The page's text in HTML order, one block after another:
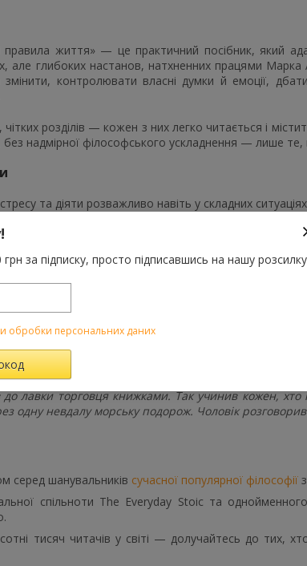
життя» — це практичний посібник, який
але глибоких настанов, натхненних працями
контролювати власні думки й емоції,
чітких розділів — кожен з них легко читається і
без надмірної філософського ускладнення — лише
та діяти розважливо навіть у складних
і як навчитися управляти своїм внутрішнім
і обставини такими, якими вони є.
мудрість і ясність.
без аскетизму — з любов’ю до життя.
вижив. Зенон, колись багатий купець, а
до лавки торговця книжками. Так учинив кожен,
одну невдалу морську подорож. Чоловік
серед шанувальників сучасної популярної філософії
спільноти The Everyday Stoic та
тисяч читачів у світі — долучайтесь до тих,
за підписку, просто підписавшись на нашу
обробки персональних даних